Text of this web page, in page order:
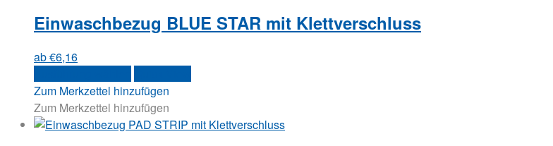
auf.
Die
können
auf
der
Produktseite
Einwaschbezug BLUE STAR mit Klettverschluss
ab€6,16
Produkt
weist
mehrere
Zum Merkzettel hinzufügen
Zum Merkzettel hinzufügen